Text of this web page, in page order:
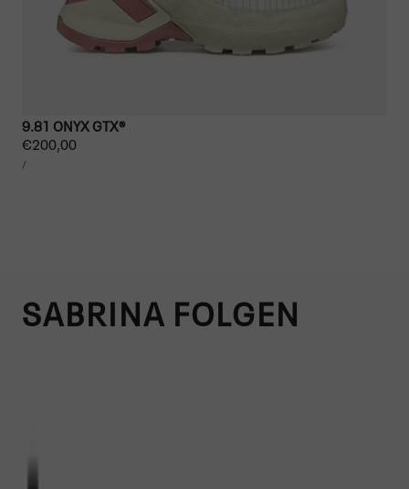
9.81 ONYX GTX®
Regulärer
Preis
€200,00
STÜCKPREIS
/
SABRINA FOLGEN